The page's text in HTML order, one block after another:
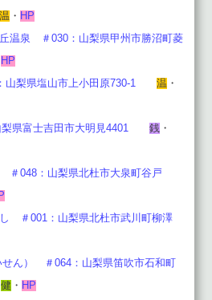
温 ・ HP
温泉 ＃030：山梨県甲州市勝沼町菱
HP
梨県塩山市上小田原730-1
温 ・
県富士吉田市大明見4401
銭 ・
＃048：山梨県北杜市大泉町谷戸
＃001：山梨県北杜市武川町柳澤
せん） ＃064： 山梨県笛吹市石和町
健 ・ HP